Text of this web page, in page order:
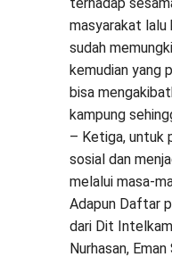
masyarakat lalu
sudah
kemudian yang
bisa
kampung
– Ketiga, untuk
sosial dan
melalui masa-
Adapun Daftar
dari Dit
Nurhasan,